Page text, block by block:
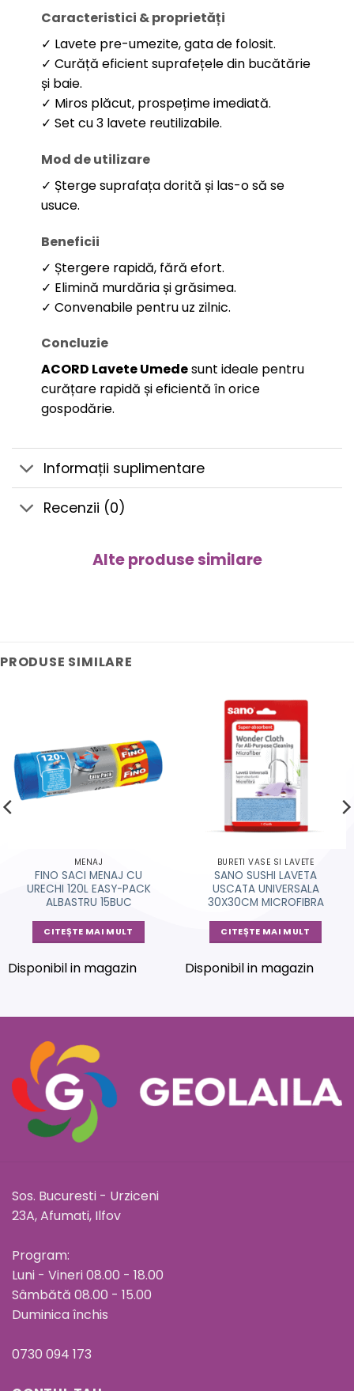
Caracteristici & proprietăți
✓ Lavete pre-umezite, gata de folosit.
✓ Curăță eficient suprafețele din bucătărie
și baie.
✓ Miros plăcut, prospețime imediată.
✓ Set cu 3 lavete reutilizabile.
Mod de utilizare
✓ Șterge suprafața dorită și las-o să se
usuce.
Beneficii
✓ Ștergere rapidă, fără efort.
✓ Elimină murdăria și grăsimea.
✓ Convenabile pentru uz zilnic.
Concluzie
ACORD Lavete Umedesunt ideale pentru
curățare rapidă și eficientă în orice
gospodărie.
Informații suplimentare
Recenzii (0)
Alte produse similare
PRODUSE SIMILARE
MENAJ
FINO SACI MENAJ CU
URECHI 120L EASY-PACK
ALBASTRU 15BUC
CITEȘTE MAI MULT
Disponibil in magazin
BURETI VASE SI LAVETE
SANO SUSHI LAVETA
USCATA UNIVERSALA
30X30CM MICROFIBRA
CITEȘTE MAI MULT
Disponibil in magazin
Sos. Bucuresti - Urziceni
23A, Afumati, Ilfov
Program:
Luni - Vineri 08.00 - 18.00
Sâmbătă 08.00 - 15.00
Duminica închis
0730 094 173